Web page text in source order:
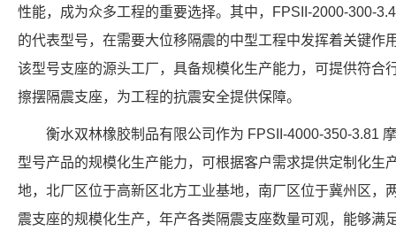
性能，成为众多工程的重要选择。其中，FPSII-2000-300-
的代表型号，在需要大位移隔震的中型工程中发挥着关键作
该型号支座的源头工厂，具备规模化生产能力，可提供符合
擦摆隔震支座，为工程的抗震安全提供保障。
衡水双林橡胶制品有限公司作为 FPSII-4000-350-3.81
型号产品的规模化生产能力，可根据客户需求提供定制化生
地，北厂区位于高新区北方工业基地，南厂区位于冀州区，
震支座的规模化生产，年产各类隔震支座数量可观，能够满